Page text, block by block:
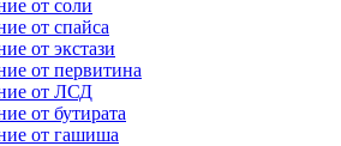
от соли
от спайса
от экстази
от первитина
от ЛСД
от бутирата
от гашиша